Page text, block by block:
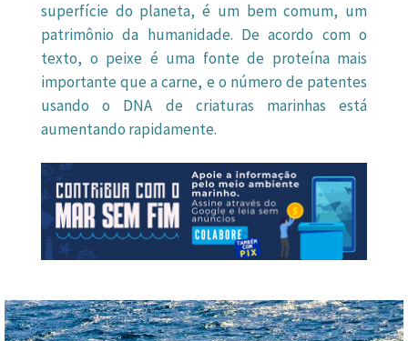
superfície do planeta, é um bem comum, um
patrimônio da humanidade. De acordo com o
texto, o peixe é uma fonte de proteína mais
importante que a carne, e o número de patentes
usando o DNA de criaturas marinhas está
aumentando rapidamente.